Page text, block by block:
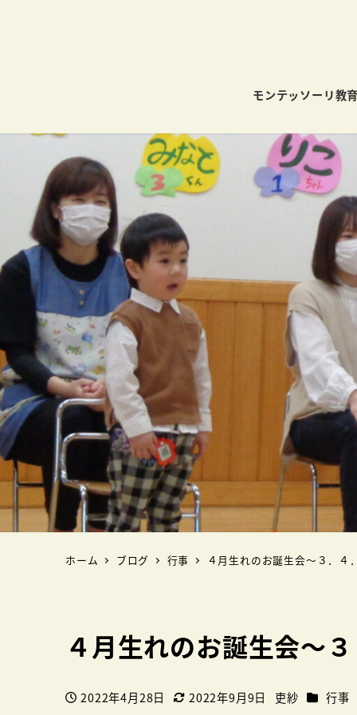
モンテッソーリ教
ホーム ブログ 行事 ４月生れのお誕生会～３．４
４月生れのお誕生会～
投稿日
2022年4月28日
更新日
2022年9月9日
著
吏紗 カテゴリ
行事